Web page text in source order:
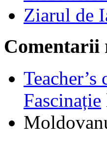
Ziarul de
Comentarii
Fascinație